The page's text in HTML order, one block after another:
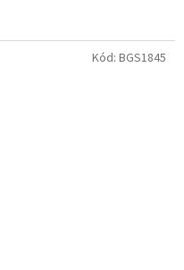
Kód: BGS1845